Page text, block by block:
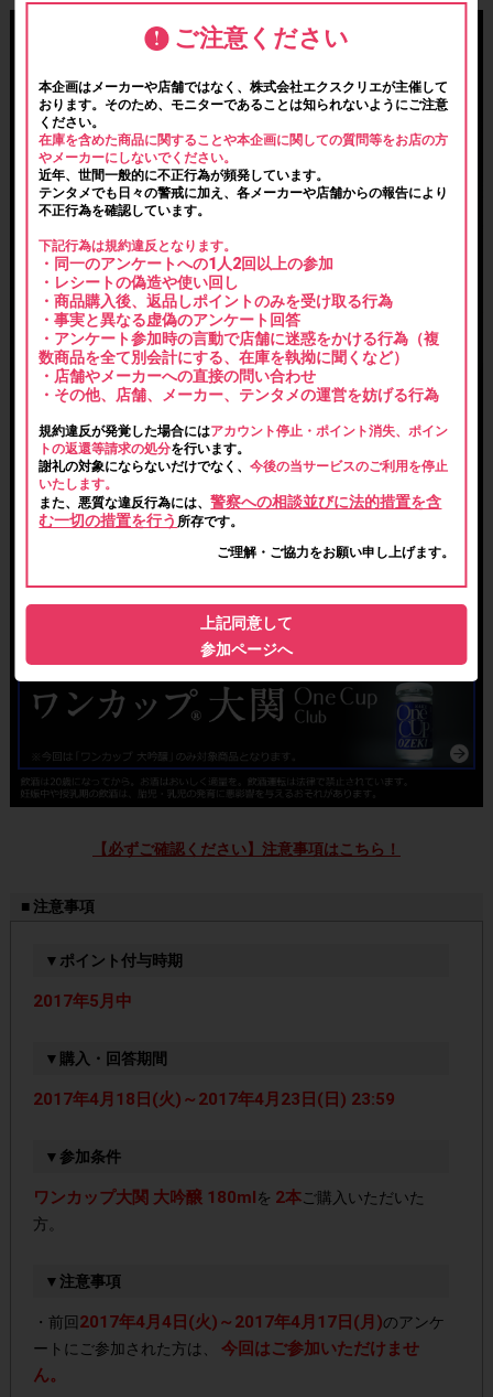
【必ずご確認ください】注意事項はこちら！
■ 注意事項
▼ポイント付与時期
2017年5月中
▼購入・回答期間
2017年4月18日(火)～2017年4月23日(日) 23:59
▼参加条件
ワンカップ大関 大吟醸 180mlを 2本ご購入いただいた
方。
▼注意事項
・前回 2017年4月4日(火)～2017年4月17日(月)のアンケ
ートにご参加された方は、 今回はご参加いただけませ
ん。
ご注意ください
本企画はメーカーや店舗ではなく、株式会社エクスクリエが主催して
おります。そのため、モニターであることは知られないようにご注意
ください。
在庫を含めた商品に関することや本企画に関しての質問等をお店の方
やメーカーにしないでください。
近年、世間一般的に不正行為が頻発しています。
テンタメでも日々の警戒に加え、各メーカーや店舗からの報告により
不正行為を確認しています。
下記行為は規約違反となります。
・同一のアンケートへの1人2回以上の参加
・レシートの偽造や使い回し
・商品購入後、返品しポイントのみを受け取る行為
・事実と異なる虚偽のアンケート回答
・アンケート参加時の言動で店舗に迷惑をかける行為（複
数商品を全て別会計にする、在庫を執拗に聞くなど）
・店舗やメーカーへの直接の問い合わせ
・その他、店舗、メーカー、テンタメの運営を妨げる行為
規約違反が発覚した場合にはアカウント停止・ポイント消失、ポイン
トの返還等請求の処分を行います。
謝礼の対象にならないだけでなく、今後の当サービスのご利用を停止
いたします。
また、悪質な違反行為には、警察への相談並びに法的措置を含
む一切の措置を行う 所存です。
ご理解・ご協力をお願い申し上げます。
上記同意して
参加ページへ